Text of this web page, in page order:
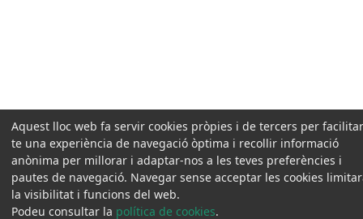
Aquest lloc web fa servir cookies pròpies i de tercers per
te una experiència de navegació òptima i recollir informació
anònima per millorar i adaptar-nos a les teves preferències i
pautes de navegació. Navegar sense acceptar les cookies
la visibilitat i funcions del web.
Podeu consultar la política de cookies.